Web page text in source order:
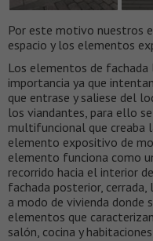
Por este motivo nuestros
espacio y los elementos
Los elementos de fachada
importancia ya que
que entrase y saliese del
los viandantes, para ello
multifuncional que creaba
elemento expositivo de
elemento funciona como
recorrido hacia el interior
fachada posterior, cerrada,
a modo de vivienda donde
elementos que
salón, cocina y